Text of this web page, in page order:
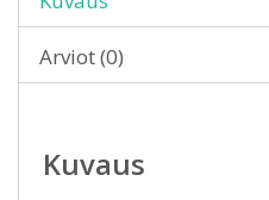
Arviot (0)
Kuvaus